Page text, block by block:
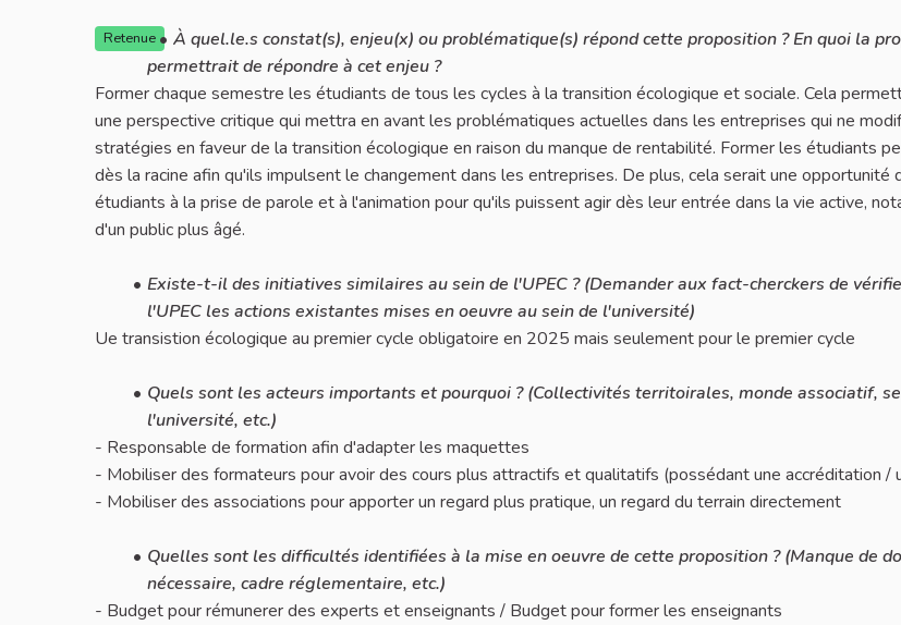
Retenue
À quel.le.s constat(s), enjeu(x) ou problématique(s) répond cette proposition ? En quoi la
permettrait de répondre à cet enjeu ?
Former chaque semestre les étudiants de tous les cycles à la transition écologique et sociale. Cela
une perspective critique qui mettra en avant les problématiques actuelles dans les entreprises qui ne
stratégies en faveur de la transition écologique en raison du manque de rentabilité. Former les étudiants
dès la racine afin qu'ils impulsent le changement dans les entreprises. De plus, cela serait une opportunité
étudiants à la prise de parole et à l'animation pour qu'ils puissent agir dès leur entrée dans la vie active,
d'un public plus âgé.
Existe-t-il des initiatives similaires au sein de l'UPEC ? (Demander aux fact-cherckers de
l'UPEC les actions existantes mises en oeuvre au sein de l'université)
Ue transistion écologique au premier cycle obligatoire en 2025 mais seulement pour le premier cycle
Quels sont les acteurs importants et pourquoi ? (Collectivités territoirales, monde associatif,
l'université, etc.)
- Responsable de formation afin d'adapter les maquettes
- Mobiliser des formateurs pour avoir des cours plus attractifs et qualitatifs (possédant une accréditation /
- Mobiliser des associations pour apporter un regard plus pratique, un regard du terrain directement
Quelles sont les difficultés identifiées à la mise en oeuvre de cette proposition ? (Manque de
nécessaire, cadre réglementaire, etc.)
- Budget pour rémunerer des experts et enseignants / Budget pour former les enseignants